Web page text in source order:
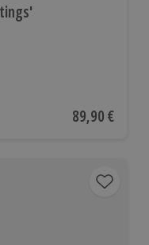
Aktueller
89,90 €